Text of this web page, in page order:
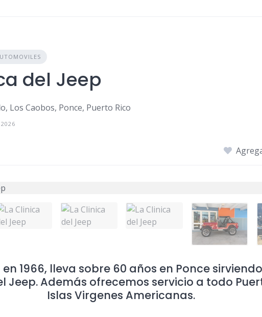
del Jeep
Los Caobos, Ponce, Puerto Rico
1966, lleva sobre 60 años en Ponce
Jeep. Además ofrecemos servicio a todo
Islas Virgenes Americanas.